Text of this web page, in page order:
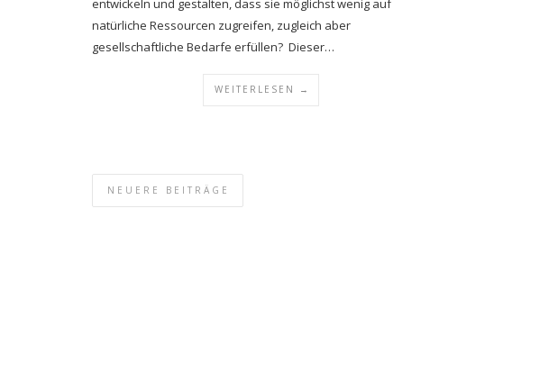
entwickeln und gestalten, dass sie möglichst wenig auf
natürliche Ressourcen zugreifen, zugleich aber
gesellschaftliche Bedarfe erfüllen? Dieser…
WEITERLESEN →
NEUERE BEITRÄGE